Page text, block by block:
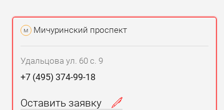
м Мичуринский проспект
Удальцова ул. 60 с. 9
+7 (495) 374-99-18
Оставить заявку